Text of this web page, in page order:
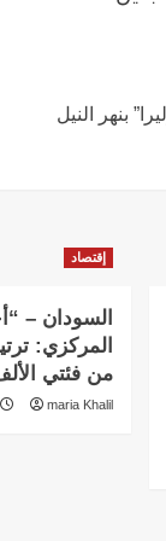
بنهر النيل
إقتصاد
السودان –
المركزي:
من فئتي
maria Khalil